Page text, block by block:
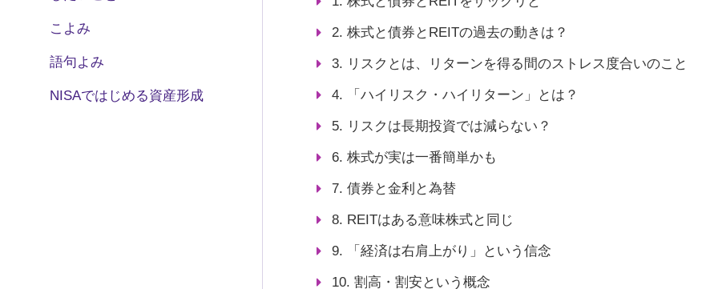
こよみ
語句よみ
NISAではじめる資産形成
2. 株式と債券とREITの過去の動きは？
3. リスクとは、リターンを得る間のストレス度合いのこと
4. 「ハイリスク・ハイリターン」とは？
5. リスクは長期投資では減らない？
6. 株式が実は一番簡単かも
7. 債券と金利と為替
8. REITはある意味株式と同じ
9. 「経済は右肩上がり」という信念
10. 割高・割安という概念